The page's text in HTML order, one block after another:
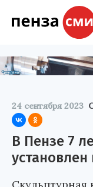
24 сентября 2023
В Пензе 7
Скульптурная